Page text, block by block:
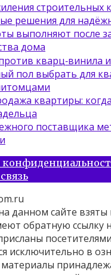
строительных
решения для
выполняют после
дома
кварц‑винила
пол выбрать для
квартиры:
поставщика
данном сайте
обратную ссылку
исключительно в